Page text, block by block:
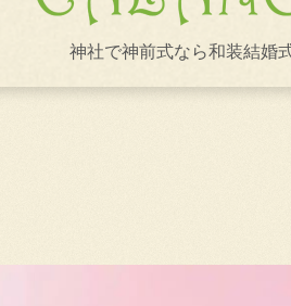
神社で神前式なら和装結婚